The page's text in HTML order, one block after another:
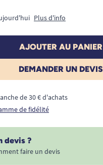
Plus d'info
AJOUTER AU PANIER
DEMANDER UN DEVIS
de 30 € d'achats
de fidélité
devis ?
faire un devis